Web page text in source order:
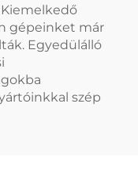
gépeinket már
Egyedülálló
szép